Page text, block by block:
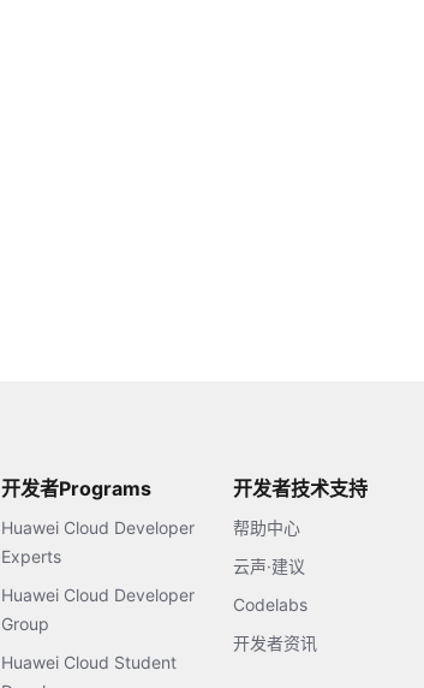
开发者Programs
Huawei Cloud Developer
Experts
Huawei Cloud Developer
Group
Huawei Cloud Student
开发者技术支持
帮助中心
云声·建议
Codelabs
开发者资讯